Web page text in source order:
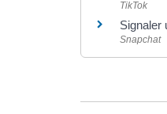
TikTok
Signaler
Snapchat